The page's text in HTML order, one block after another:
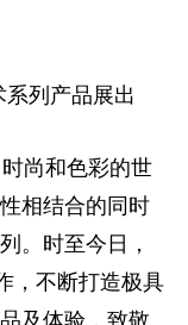
列产品展出
尚和色彩的世
相结合的同时
。时至今日，
，不断打造极具